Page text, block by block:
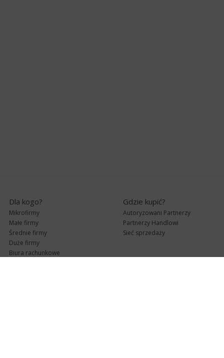
Dla kogo?
Mikrofirmy
Małe firmy
Średnie firmy
Duże firmy
Biura rachunkowe
Gdzie kupić?
Autoryzowani Partnerzy
Partnerzy Handlowi
Sieć sprzedaży